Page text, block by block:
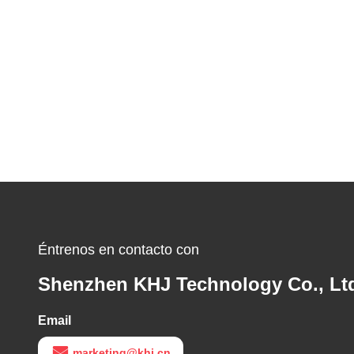
Éntrenos en contacto con
Shenzhen KHJ Technology Co.,
Email